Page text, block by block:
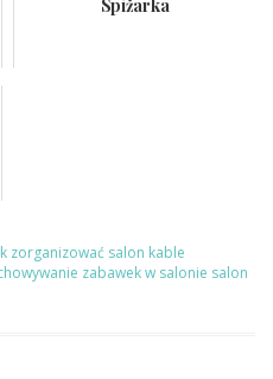
Spiżarka
zorganizować salon kable
zabawek w salonie salon